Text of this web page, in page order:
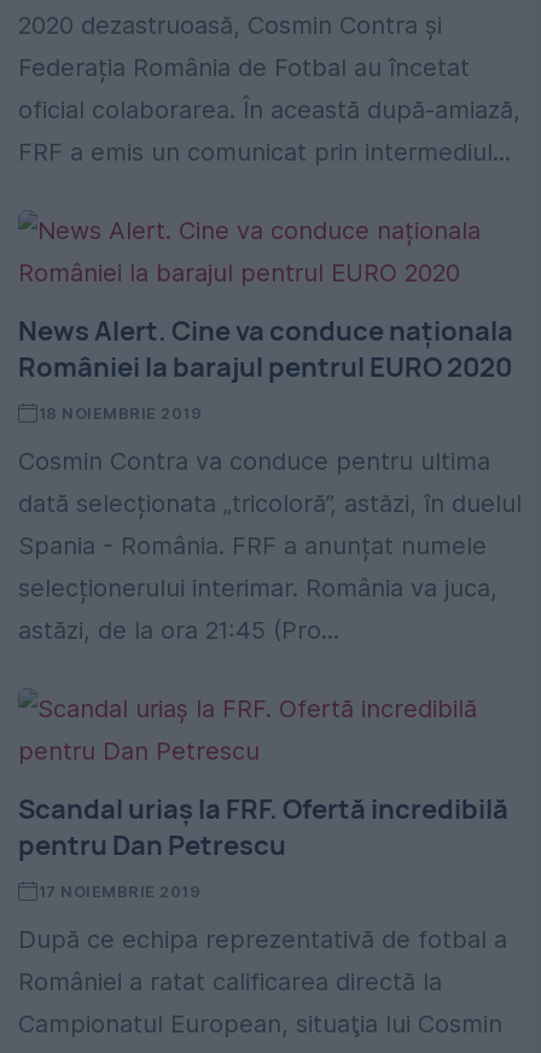
2020 dezastruoasă, Cosmin Contra și
Federația România de Fotbal au încetat
oficial colaborarea. În această după-amiază,
FRF a emis un comunicat prin intermediul...
News Alert. Cine va conduce naționala
României la barajul pentrul EURO 2020
18 NOIEMBRIE 2019
Cosmin Contra va conduce pentru ultima
dată selecționata „tricoloră”, astăzi, în duelul
Spania - România. FRF a anunțat numele
selecționerului interimar. România va juca,
astăzi, de la ora 21:45 (Pro...
Scandal uriaş la FRF. Ofertă incredibilă
pentru Dan Petrescu
17 NOIEMBRIE 2019
După ce echipa reprezentativă de fotbal a
României a ratat calificarea directă la
Campionatul European, situaţia lui Cosmin